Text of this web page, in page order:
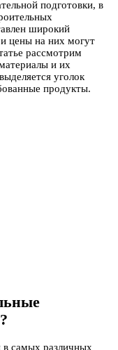
подготовки, в
широкий
цены на них могут
рассмотрим
и их
уголок
продукты.
в самых различных